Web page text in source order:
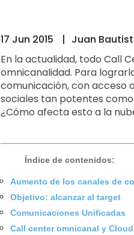
17 Jun 2015 Juan
En la actualidad, todo Call
omnicanalidad. Para
comunicación, con acceso
sociales tan potentes
¿Cómo afecta esto a la
Índice de contenidos:
Aumento de los canales de
Objetivo: alcanzar al target
Comunicaciones Unificadas
Call center omnicanal y Cloud